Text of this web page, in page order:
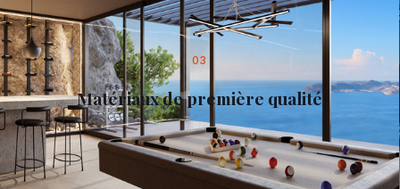
03
Matériaux de première qualité